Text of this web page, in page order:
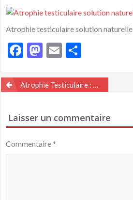
Atrophie testiculaire solution naturelle
Facebook
Mastodon
Email
Navigation
l’article
Atrophie Testiculaire : Définition, Causes, Symptômes Et Solution Naturelle
Laisser un commentaire
Commentaire *